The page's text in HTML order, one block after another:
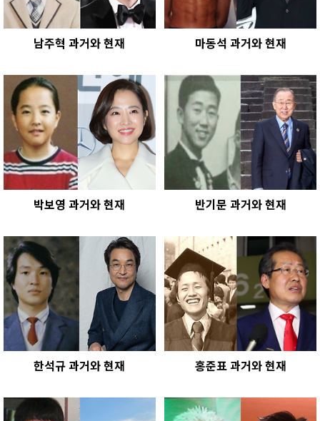
남주혁 과거와 현재 마동석 과거와 현재
박보영 과거와 현재 반기문 과거와 현재
한석규 과거와 현재 홍준표 과거와 현재